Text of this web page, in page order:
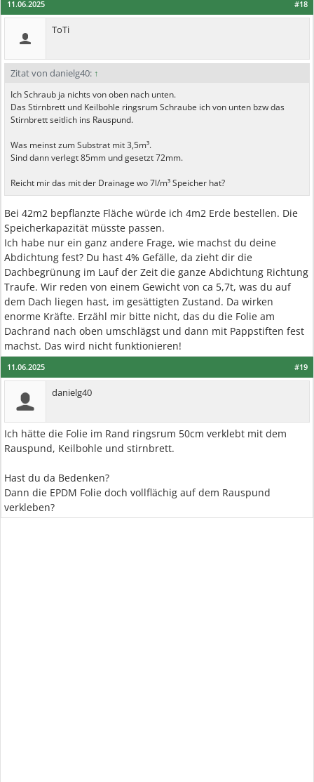
#18
11.06.2025
ToTi
Zitat von danielg40: ↑
Ich Schraub ja nichts von oben nach unten.
Das Stirnbrett und Keilbohle ringsrum Schraube ich von unten bzw das
Stirnbrett seitlich ins Rauspund.
Was meinst zum Substrat mit 3,5m³.
Sind dann verlegt 85mm und gesetzt 72mm.
Reicht mir das mit der Drainage wo 7l/m³ Speicher hat?
Bei 42m2 bepflanzte Fläche würde ich 4m2 Erde bestellen. Die
Speicherkapazität müsste passen.
Ich habe nur ein ganz andere Frage, wie machst du deine
Abdichtung fest? Du hast 4% Gefälle, da zieht dir die
Dachbegrünung im Lauf der Zeit die ganze Abdichtung Richtung
Traufe. Wir reden von einem Gewicht von ca 5,7t, was du auf
dem Dach liegen hast, im gesättigten Zustand. Da wirken
enorme Kräfte. Erzähl mir bitte nicht, das du die Folie am
Dachrand nach oben umschlägst und dann mit Pappstiften fest
machst. Das wird nicht funktionieren!
#19
11.06.2025
danielg40
Ich hätte die Folie im Rand ringsrum 50cm verklebt mit dem
Rauspund, Keilbohle und stirnbrett.
Hast du da Bedenken?
Dann die EPDM Folie doch vollflächig auf dem Rauspund
verkleben?